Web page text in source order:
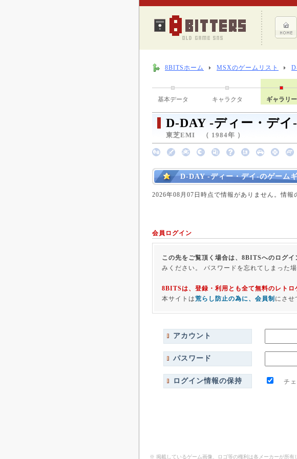
8BITSホーム MSXのゲームリスト
基本データ キャラクタ ギャラリー
D-DAY -ディー・デイ-
東芝EMI （ 1984年 ）
D-DAY -ディー・デイ-のゲーム
2026年08月07日時点で情報がありません。情報
会員ログイン
この先をご覧頂く場合は、8BITSへのログイ
みください。 パスワードを忘れてしまった
8BITSは、登録・利用とも全て無料のレトロ
本サイトは荒らし防止の為に、会員制 にさせ
アカウント
パスワード
ログイン情報の保持 チェ
※ 掲載しているゲーム画像、ロゴ等の権利は各メーカーが所有